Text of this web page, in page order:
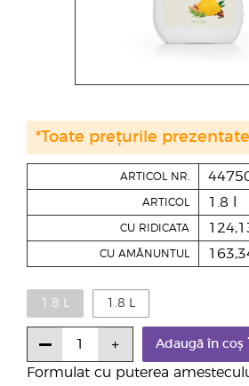
Formulat cu puterea
ARTICOL NR.
ARTICOL 1.8 l
CU RIDICATA
CU AMĂNUNTUL
1.8 L 1.8 L
Adaugă în coș
*Toate prețurile